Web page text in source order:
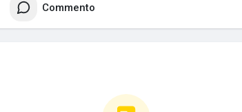
Commento